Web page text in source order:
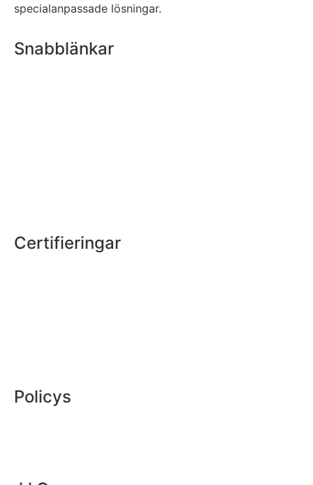
specialanpassade lösningar.
Snabblänkar
Certifieringar
Policys